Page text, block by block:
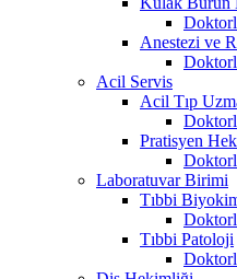
Anestezi ve
Acil Servis
Acil Tıp
Pratisyen
Laboratuvar Birimi
Tıbbi
Tıbbi Patoloji